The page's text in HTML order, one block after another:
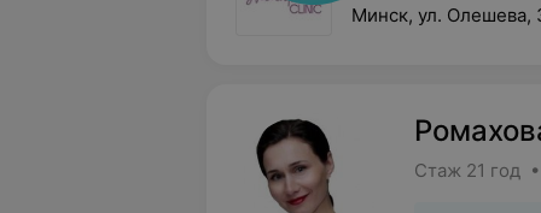
Минск, ул. Олешева,
Стаж 21 год